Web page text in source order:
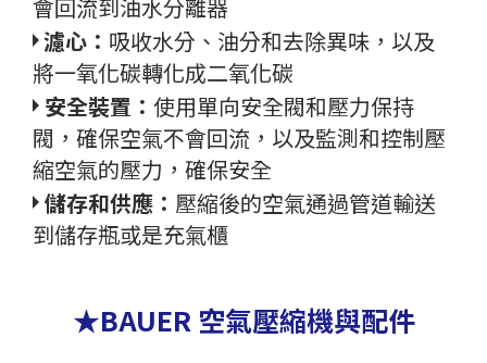
會回流到油水分離器
濾心： 吸收水分、油分和去除異味，以及
將一氧化碳轉化成二氧化碳
安全裝置： 使用單向安全閥和壓力保持
閥，確保空氣不會回流，以及監測和控制壓
縮空氣的壓力，確保安全
儲存和供應： 壓縮後的空氣通過管道輸送
到儲存瓶或是充氣櫃
★BAUER 空氣壓縮機與配件